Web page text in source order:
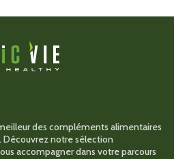
des compléments alimentaires
Découvrez notre sélection
accompagner dans votre parcours